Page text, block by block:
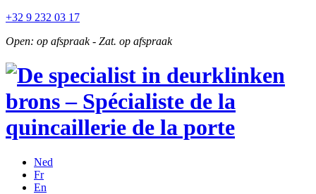
+32 9 232 03 17
Open: op afspraak - Zat. op afspraak
Ned
Fr
En